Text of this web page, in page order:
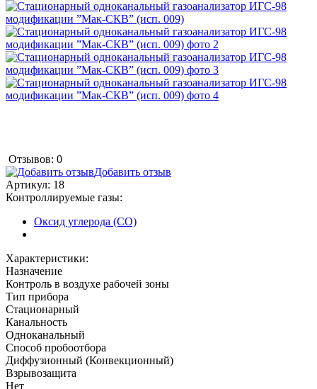
Отзывов: 0
Добавить отзыв
Артикул: 18
Контроллируемые газы:
Оксид углерода (CO)
Характеристики:
Назначение
Контроль в воздухе рабочей зоны
Тип прибора
Стационарный
Канальность
Одноканальный
Способ пробоотбора
Диффузионный (Конвекционный)
Взрывозащита
Нет